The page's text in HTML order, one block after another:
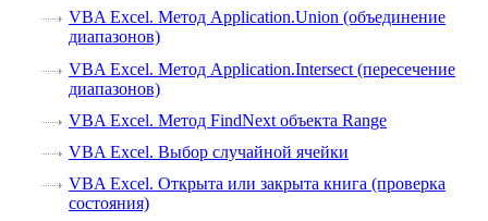
VBA Excel. Метод Application.Union (объединение
диапазонов)
VBA Excel. Метод Application.Intersect (пересечение
диапазонов)
VBA Excel. Метод FindNext объекта Range
VBA Excel. Выбор случайной ячейки
VBA Excel. Открыта или закрыта книга (проверка
состояния)